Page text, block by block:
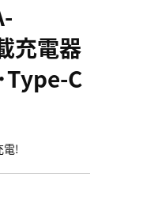
充電器
C
電!